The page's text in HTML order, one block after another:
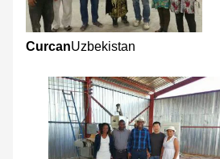
CurcanUzbekistan